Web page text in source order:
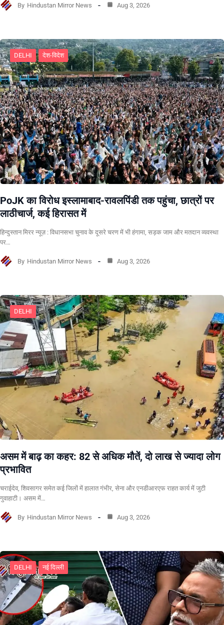
By Hindustan Mirror News Aug 3, 2026
DELHI देश-विदेश
PoJK का विरोध इस्लामाबाद-रावलपिंडी तक पहुंचा, छात्रों पर
लाठीचार्ज, कई हिरासत में
हिन्दुस्तान मिरर न्यूज़ : विधानसभा चुनाव के दूसरे चरण में भी हंगामा, सड़क जाम और मतदान व्यवस्था
पर…
By Hindustan Mirror News Aug 3, 2026
DELHI
असम में बाढ़ का कहर: 82 से अधिक मौतें, दो लाख से ज्यादा लोग
प्रभावित
चराईदेव, शिवसागर समेत कई जिलों में हालात गंभीर, सेना और एनडीआरएफ राहत कार्य में जुटी
गुवाहाटी। असम में…
By Hindustan Mirror News Aug 3, 2026
DELHI नई दिल्ली